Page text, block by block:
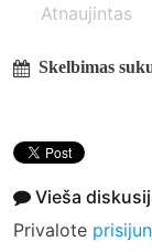
Atnaujintas
Skelbimas
Vieša
Privalote